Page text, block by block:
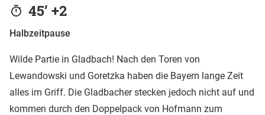
45’ +2
Halbzeitpause
Wilde Partie in Gladbach! Nach den Toren von
Lewandowski und Goretzka haben die Bayern lange Zeit
alles im Griff. Die Gladbacher stecken jedoch nicht auf und
kommen durch den Doppelpack von Hofmann zum